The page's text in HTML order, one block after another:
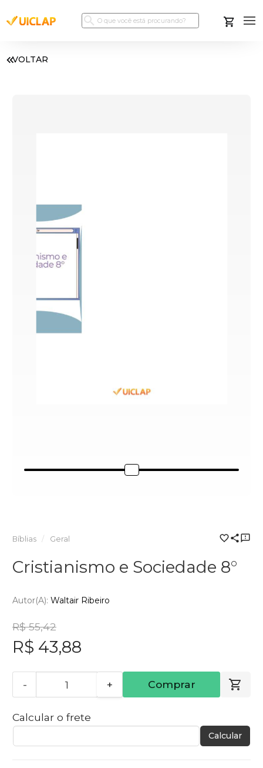
VOLTAR
Bíblias Geral
Cristianismo e Sociedade 8°
Autor(a): Waltair Ribeiro
R$ 55,42
R$ 43,88
- + Comprar
Calcular o frete
Calcular